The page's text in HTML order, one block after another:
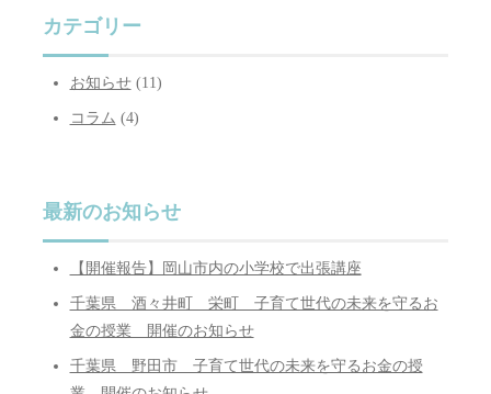
カテゴリー
お知らせ(11)
コラム (4)
最新のお知らせ
【開催報告】岡山市内の小学校で出張講座
千葉県 酒々井町 栄町 子育て世代の未来を守るお
金の授業 開催のお知らせ
千葉県 野田市 子育て世代の未来を守るお金の授